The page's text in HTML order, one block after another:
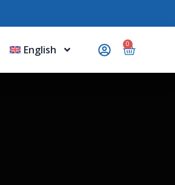
English 0